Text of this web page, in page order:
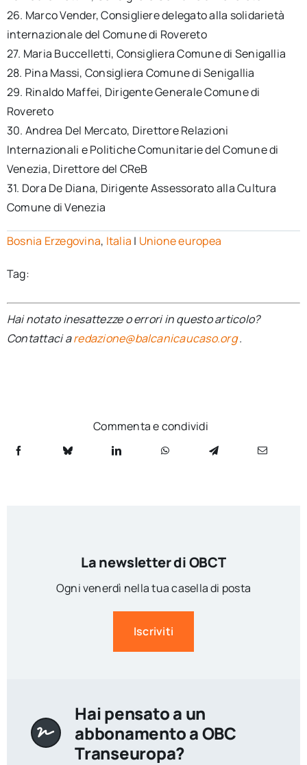
26. Marco Vender, Consigliere delegato alla solidarietà
internazionale del Comune di Rovereto
27. Maria Buccelletti, Consigliera Comune di Senigallia
28. Pina Massi, Consigliera Comune di Senigallia
29. Rinaldo Maffei, Dirigente Generale Comune di
Rovereto
30. Andrea Del Mercato, Direttore Relazioni
Internazionali e Politiche Comunitarie del Comune di
Venezia, Direttore del CReB
31. Dora De Diana, Dirigente Assessorato alla Cultura
Comune di Venezia
Bosnia Erzegovina, Italia | Unione europea
Tag:
Hai notato inesattezze o errori in questo articolo?
Contattaci aredazione@balcanicaucaso.org.
Commenta e condividi
La newsletter di OBCT
Ogni venerdì nella tua casella di posta
Iscriviti
Hai pensato a un
abbonamento a OBC
Transeuropa?